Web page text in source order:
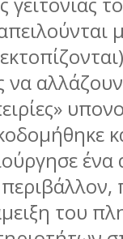
να
ένα
του